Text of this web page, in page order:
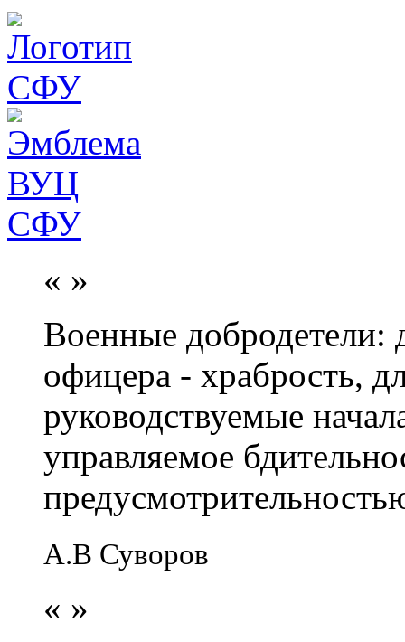
« »
Военные добродетели:
офицера - храбрость,
руководствуемые
управляемое
А.В Суворов
« »